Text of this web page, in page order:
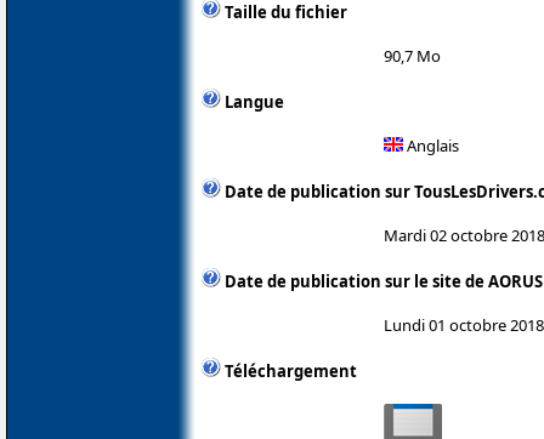
Taille du fichier
90,7 Mo
Langue
Anglais
Date de publication sur
Mardi 02 octobre 2018
Date de publication sur le site de AORUS
Lundi 01 octobre 2018
Téléchargement